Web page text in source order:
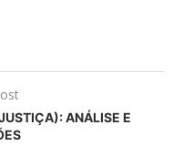
ANÁLISE E